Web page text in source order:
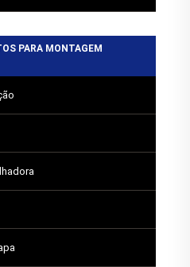
PARA MONTAGEM